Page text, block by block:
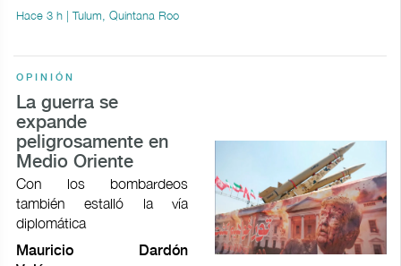
Hace 3 h | Tulum, Quintana Roo
OPINIÓN
La guerra se
expande
peligrosamente en
Medio Oriente
Con los bombardeos
también estalló la vía
diplomática
Mauricio Dardón